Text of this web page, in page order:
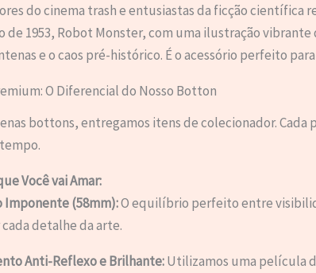
do cinema trash e entusiastas da ficção
de 1953, Robot Monster, com uma ilustração
e o caos pré-histórico. É o acessório perfeito
O Diferencial do Nosso Botton
bottons, entregamos itens de colecionador.
Você vai Amar:
Imponente (58mm):O equilíbrio perfeito entre
detalhe da arte.
Anti-Reflexo e Brilhante:Utilizamos uma película